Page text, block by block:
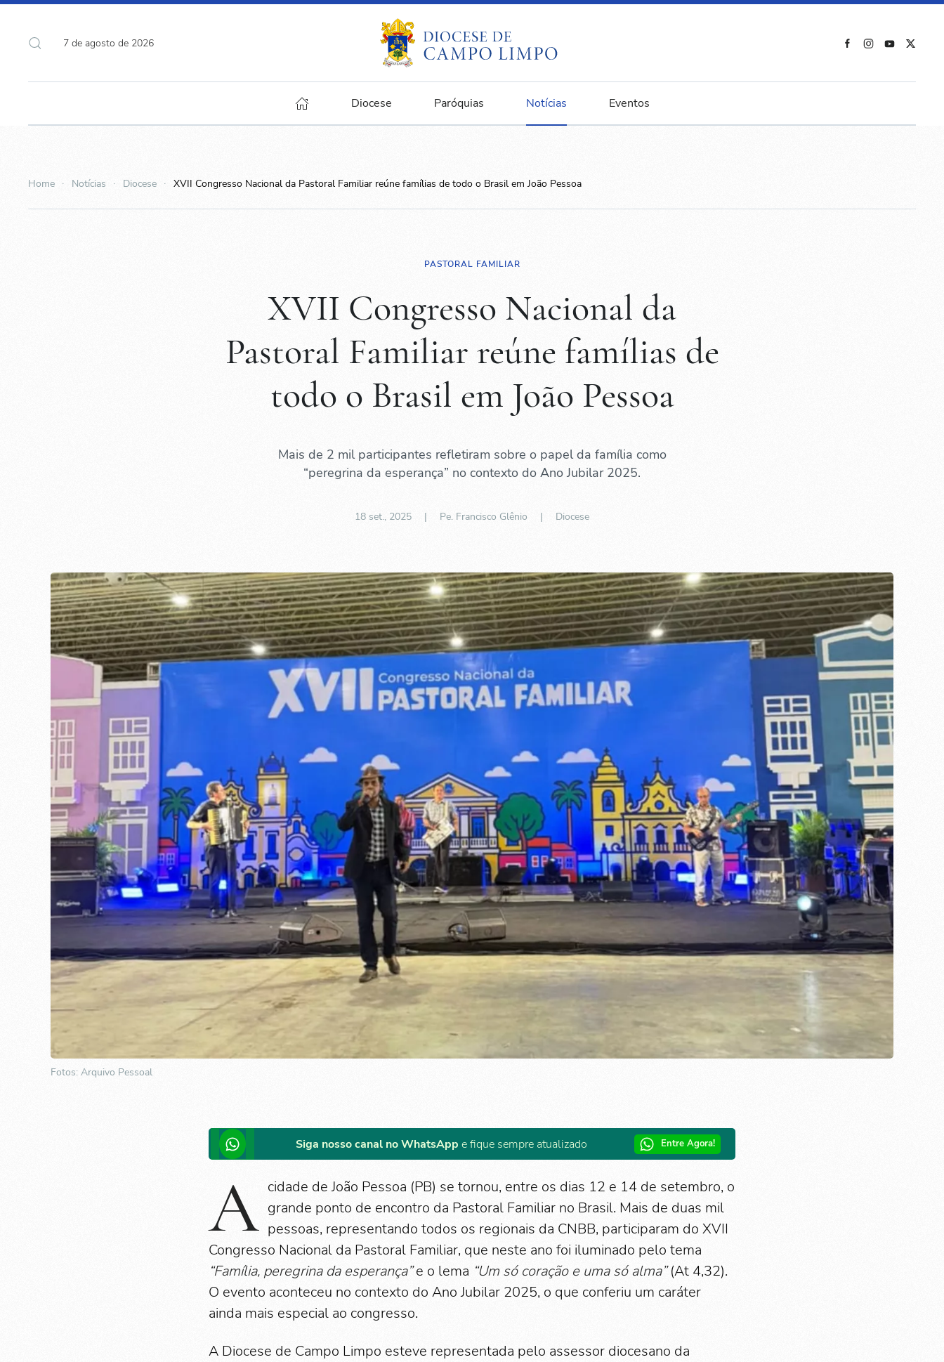
7 de agosto de 2026
Diocese Paróquias Notícias Eventos
Home Notícias Diocese XVII Congresso Nacional da Pastoral Familiar reúne famílias de todo o Brasil em João Pessoa
PASTORAL FAMILIAR
XVII Congresso Nacional da
Pastoral Familiar reúne famílias de
todo o Brasil em João Pessoa
Mais de 2 mil participantes refletiram sobre o papel da família como
“peregrina da esperança” no contexto do Ano Jubilar 2025.
18 set., 2025 | Pe. Francisco Glênio | Diocese
Fotos: Arquivo Pessoal
Siga nosso canal no WhatsApp e fique sempre atualizado Entre Agora!
A cidade de João Pessoa (PB) se tornou, entre os dias 12 e 14 de setembro, o
grande ponto de encontro da Pastoral Familiar no Brasil. Mais de duas mil
pessoas, representando todos os regionais da CNBB, participaram do XVII
Congresso Nacional da Pastoral Familiar, que neste ano foi iluminado pelo tema
“Família, peregrina da esperança”e o lema “Um só coração e uma só alma”(At 4,32).
O evento aconteceu no contexto do Ano Jubilar 2025, o que conferiu um caráter
ainda mais especial ao congresso.
A Diocese de Campo Limpo esteve representada pelo assessor diocesano da